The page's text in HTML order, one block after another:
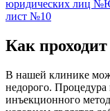
Как
В нашей клинике
недорого.
инъекционного